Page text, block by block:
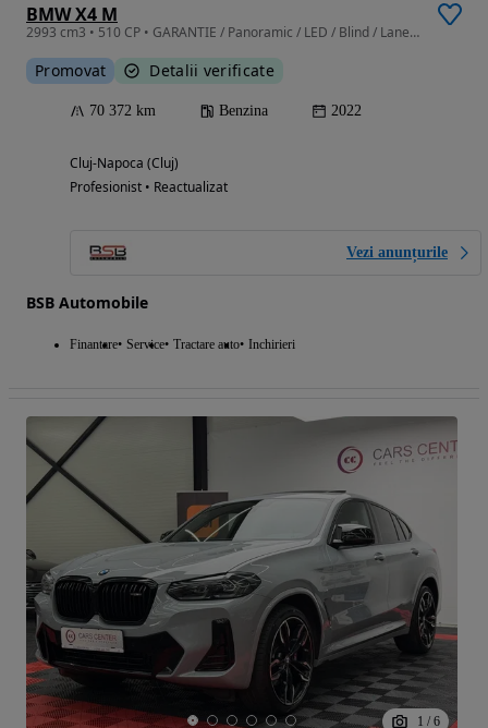
BMW X4 M
2993 cm3 • 510 CP • GARANTIE / Panoramic / LED / Blind / Lane / Camera / 21"
Promovat Detalii verificate
70 372 km Benzina 2022
Cluj-Napoca (Cluj)
Profesionist • Reactualizat
Vezi anunțurile
BSB Automobile
Finantare Service Tractare auto Inchirieri
1 / 6